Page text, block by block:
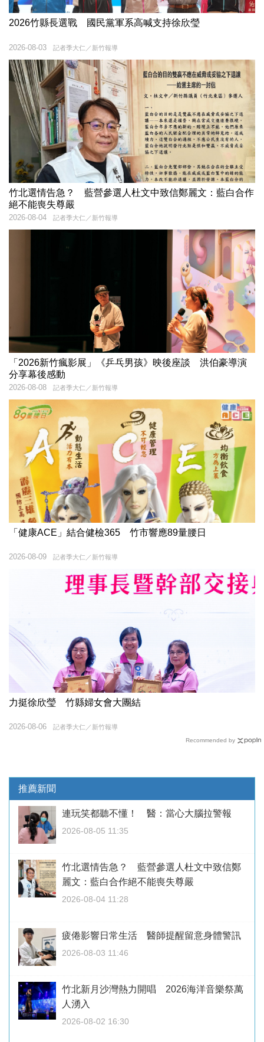
2026竹縣長選戰 國民黨軍系高喊支持徐欣瑩
記者季大仁／新竹報導
2026-08-03
竹北選情告急？ 藍營參選人杜文中致信鄭麗文：藍白合作
絕不能喪失尊嚴
記者季大仁／新竹報導
2026-08-04
「2026新竹瘋影展」《乒乓男孩》映後座談 洪伯豪導演
分享幕後感動
記者季大仁／新竹報導
2026-08-08
「健康ACE」結合健檢365 竹市響應89量腰日
記者季大仁／新竹報導
2026-08-09
力挺徐欣瑩 竹縣婦女會大團結
記者季大仁／新竹報導
2026-08-06
Recommended by
推薦新聞
連玩笑都聽不懂！ 醫：當心大腦拉警報
2026-08-05 11:35
竹北選情告急？ 藍營參選人杜文中致信鄭
麗文：藍白合作絕不能喪失尊嚴
2026-08-04 11:28
疲倦影響日常生活 醫師提醒留意身體警訊
2026-08-03 11:46
竹北新月沙灣熱力開唱 2026海洋音樂祭萬
人湧入
2026-08-02 16:30